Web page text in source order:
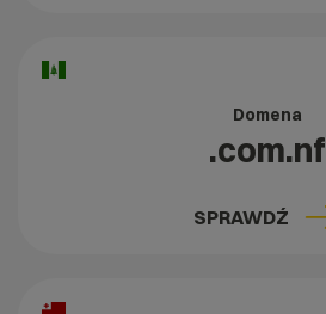
Domena
.com.nf
SPRAWDŹ